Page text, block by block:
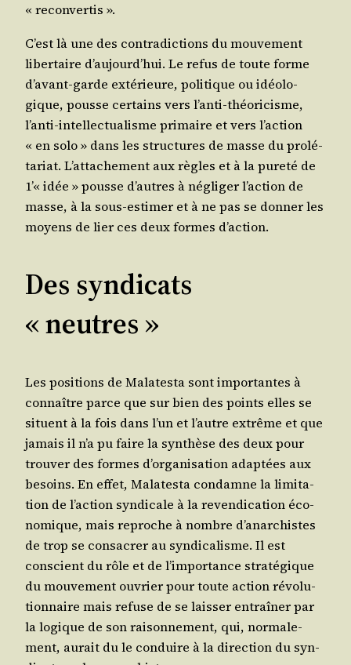
« reconvertis ».
C’est là une des contra­dic­tions du mou­ve­ment
liber­taire d’aujourd’hui. Le refus de toute forme
d’avant-garde exté­rieure, poli­tique ou idéo­lo­
gique, pousse cer­tains vers l’anti-théoricisme,
l’anti-intellectualisme pri­maire et vers l’action
« en solo » dans les struc­tures de masse du pro­lé­
ta­riat. L’attachement aux règles et à la pure­té de
1’« idée » pousse d’autres à négli­ger l’action de
masse, à la sous-esti­mer et à ne pas se don­ner les
moyens de lier ces deux formes d’action.
Des syndicats
« neutres »
Les posi­tions de Mala­tes­ta sont impor­tantes à
connaître parce que sur bien des points elles se
situent à la fois dans l’un et l’autre extrême et que
jamais il n’a pu faire la syn­thèse des deux pour
trou­ver des formes d’organisation adap­tées aux
besoins. En effet, Mala­tes­ta condamne la limi­ta­
tion de l’action syn­di­cale à la reven­di­ca­tion éco­
no­mique, mais reproche à nombre d’anarchistes
de trop se consa­crer au syn­di­ca­lisme. Il est
conscient du rôle et de l’importance stra­té­gique
du mou­ve­ment ouvrier pour toute action révo­lu­
tion­naire mais refuse de se lais­ser entraî­ner par
la logique de son rai­son­ne­ment, qui, nor­ma­le­
ment, aurait du le conduire à la direc­tion du syn­